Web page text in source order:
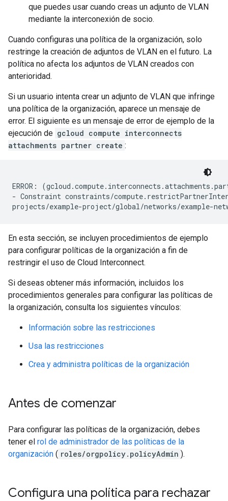
que puedes usar cuando creas un adjunto de VLAN
mediante la interconexión de socio.
Cuando configuras una política de la organización, solo
restringe la creación de adjuntos de VLAN en el futuro. La
política no afecta los adjuntos de VLAN creados con
anterioridad.
Si un usuario intenta crear un adjunto de VLAN que infringe
una política de la organización, aparece un mensaje de
error. El siguiente es un mensaje de error de ejemplo de la
ejecución de gcloud compute interconnects
attachments partner create :
ERROR:
- Constraint constraints/
En esta sección, se incluyen procedimientos de ejemplo
para configurar políticas de la organización a fin de
restringir el uso de Cloud Interconnect.
Si deseas obtener más información, incluidos los
procedimientos generales para configurar las políticas de
la organización, consulta los siguientes vínculos:
Información sobre las restricciones
Usa las restricciones
Crea y administra políticas de la organización
Antes de comenzar
Para configurar las políticas de la organización, debes
tener el rol de administrador de las políticas de la
organización ( roles/orgpolicy.policyAdmin ).
Configura una política para rechazar